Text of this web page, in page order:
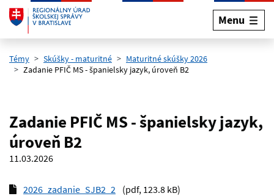
Preskočiť na hlavný obsah
Menu
Témy Skúšky - maturitné
Maturitné skúšky 2026
Zadanie PFIČ MS - španielsky jazyk, úroveň B2
Zadanie PFIČ MS - španielsky jazyk,
úroveň B2
11.03.2026
2026_zadanie_SJB2_2 (pdf, 123.8 kB)